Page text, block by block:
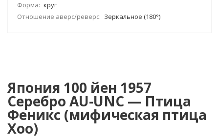
Форма: круг
Отношение аверс/реверс: Зеркальное (180°)
Япония 100 йен 1957
Серебро AU-UNC — Птица
Феникс (мифическая птица
Хоо)